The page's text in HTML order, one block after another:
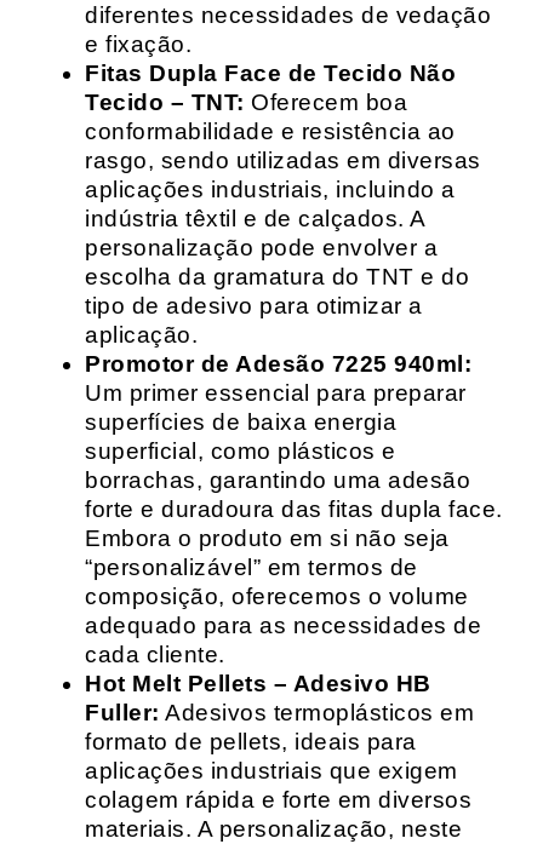
diferentes necessidades de vedação
e fixação.
Fitas Dupla Face de Tecido Não
Tecido – TNT: Oferecem boa
conformabilidade e resistência ao
rasgo, sendo utilizadas em diversas
aplicações industriais, incluindo a
indústria têxtil e de calçados. A
personalização pode envolver a
escolha da gramatura do TNT e do
tipo de adesivo para otimizar a
aplicação.
Promotor de Adesão 7225 940ml:
Um primer essencial para preparar
superfícies de baixa energia
superficial, como plásticos e
borrachas, garantindo uma adesão
forte e duradoura das fitas dupla face.
Embora o produto em si não seja
“personalizável” em termos de
composição, oferecemos o volume
adequado para as necessidades de
cada cliente.
Hot Melt Pellets – Adesivo HB
Fuller: Adesivos termoplásticos em
formato de pellets, ideais para
aplicações industriais que exigem
colagem rápida e forte em diversos
materiais. A personalização, neste